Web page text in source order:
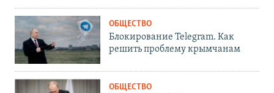
ОБЩЕСТВО
Блокирование Telegram. Как
решить проблему крымчанам
ОБЩЕСТВО